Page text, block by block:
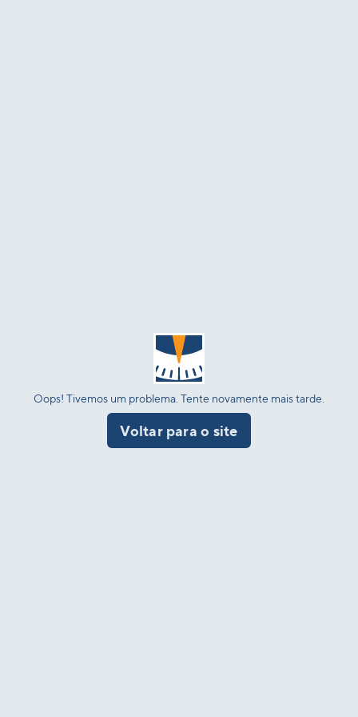
Oops! Tivemos um problema. Tente novamente mais tarde.
Voltar para o site